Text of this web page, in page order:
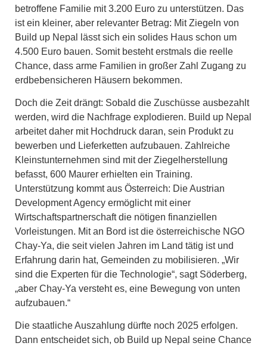
betroffene Familie mit 3.200 Euro zu unterstützen. Das
ist ein kleiner, aber relevanter Betrag: Mit Ziegeln von
Build up Nepal lässt sich ein solides Haus schon um
4.500 Euro bauen. Somit besteht erstmals die reelle
Chance, dass arme Familien in großer Zahl Zugang zu
erdbebensicheren Häusern bekommen.
Doch die Zeit drängt: Sobald die Zuschüsse ausbezahlt
werden, wird die Nachfrage explodieren. Build up Nepal
arbeitet daher mit Hochdruck daran, sein Produkt zu
bewerben und Lieferketten aufzubauen. Zahlreiche
Kleinstunternehmen sind mit der Ziegelherstellung
befasst, 600 Maurer erhielten ein Training.
Unterstützung kommt aus Österreich: Die Austrian
Development Agency ermöglicht mit einer
Wirtschaftspartnerschaft die nötigen finanziellen
Vorleistungen. Mit an Bord ist die österreichische NGO
Chay-Ya, die seit vielen Jahren im Land tätig ist und
Erfahrung darin hat, Gemeinden zu mobilisieren. „Wir
sind die Experten für die Technologie“, sagt Söderberg,
„aber Chay-Ya versteht es, eine Bewegung von unten
aufzubauen.“
Die staatliche Auszahlung dürfte noch 2025 erfolgen.
Dann entscheidet sich, ob Build up Nepal seine Chance